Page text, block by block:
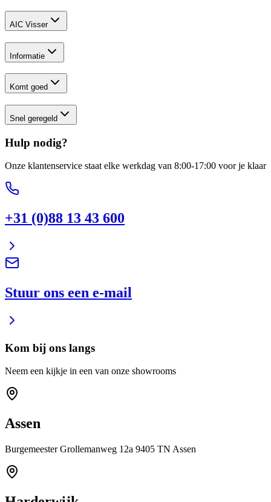
AIC Visser
Informatie
Komt goed
Snel geregeld
Hulp nodig?
Onze klantenservice staat elke werkdag van 8:00-17:00 voor je klaar
+31 (0)88 13 43 600
Stuur ons een e-mail
Kom bij ons langs
Neem een kijkje in een van onze showrooms
Assen
Burgemeester Grollemanweg 12a 9405 TN Assen